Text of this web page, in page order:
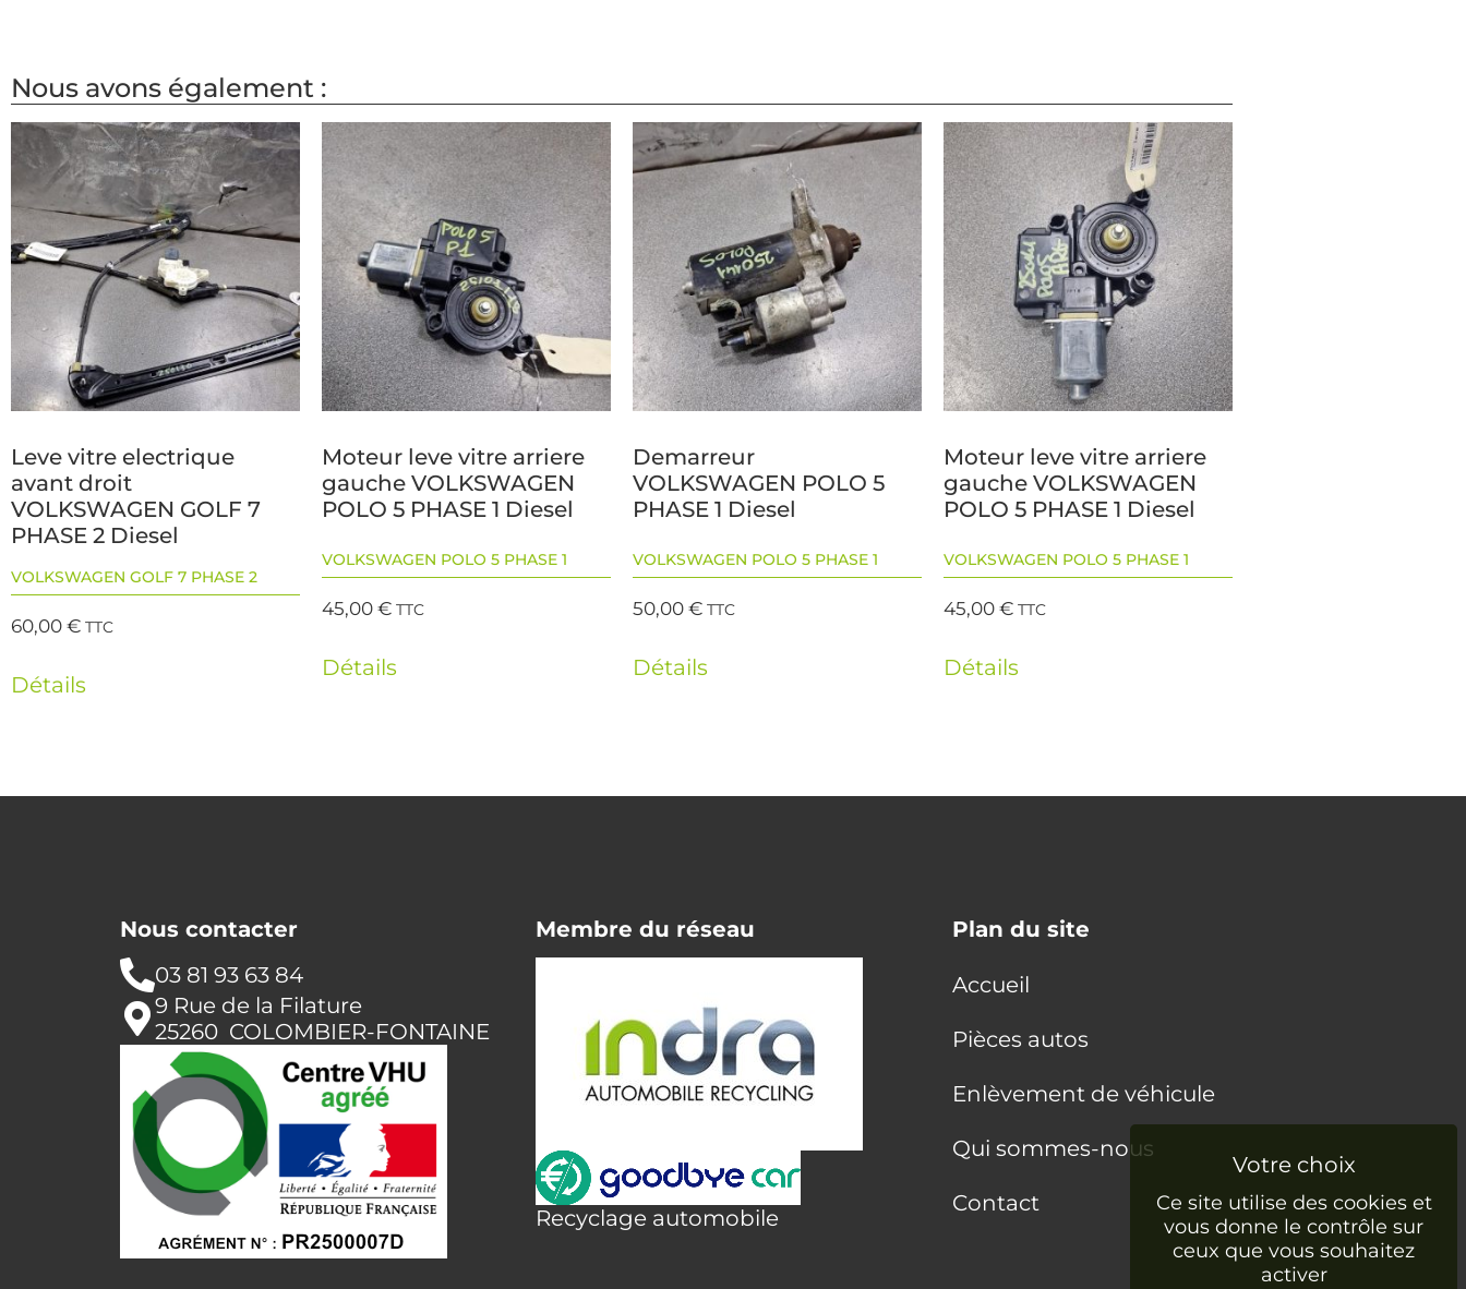
Nous avons également :
Leve vitre electrique
avant droit
VOLKSWAGEN GOLF 7
PHASE 2 Diesel
VOLKSWAGEN GOLF 7 PHASE 2
60,00€ TTC
Détails
Moteur leve vitre arriere
gauche VOLKSWAGEN
POLO 5 PHASE 1 Diesel
VOLKSWAGEN POLO 5 PHASE 1
45,00€ TTC
Détails
Demarreur
VOLKSWAGEN POLO 5
PHASE 1 Diesel
VOLKSWAGEN POLO 5 PHASE 1
50,00€ TTC
Détails
Moteur leve vitre arriere
gauche VOLKSWAGEN
POLO 5 PHASE 1 Diesel
VOLKSWAGEN POLO 5 PHASE 1
45,00€ TTC
Détails
Nous contacter
03 81 93 63 84
9 Rue de la Filature
25260 COLOMBIER-FONTAINE
Membre du réseau
Recyclage automobile
Plan du site
Accueil
Pièces autos
Enlèvement de véhicule
Qui sommes-nous
Contact
Ce site utilise des cookies et
vous donne le contrôle sur
ceux que vous souhaitez
activer